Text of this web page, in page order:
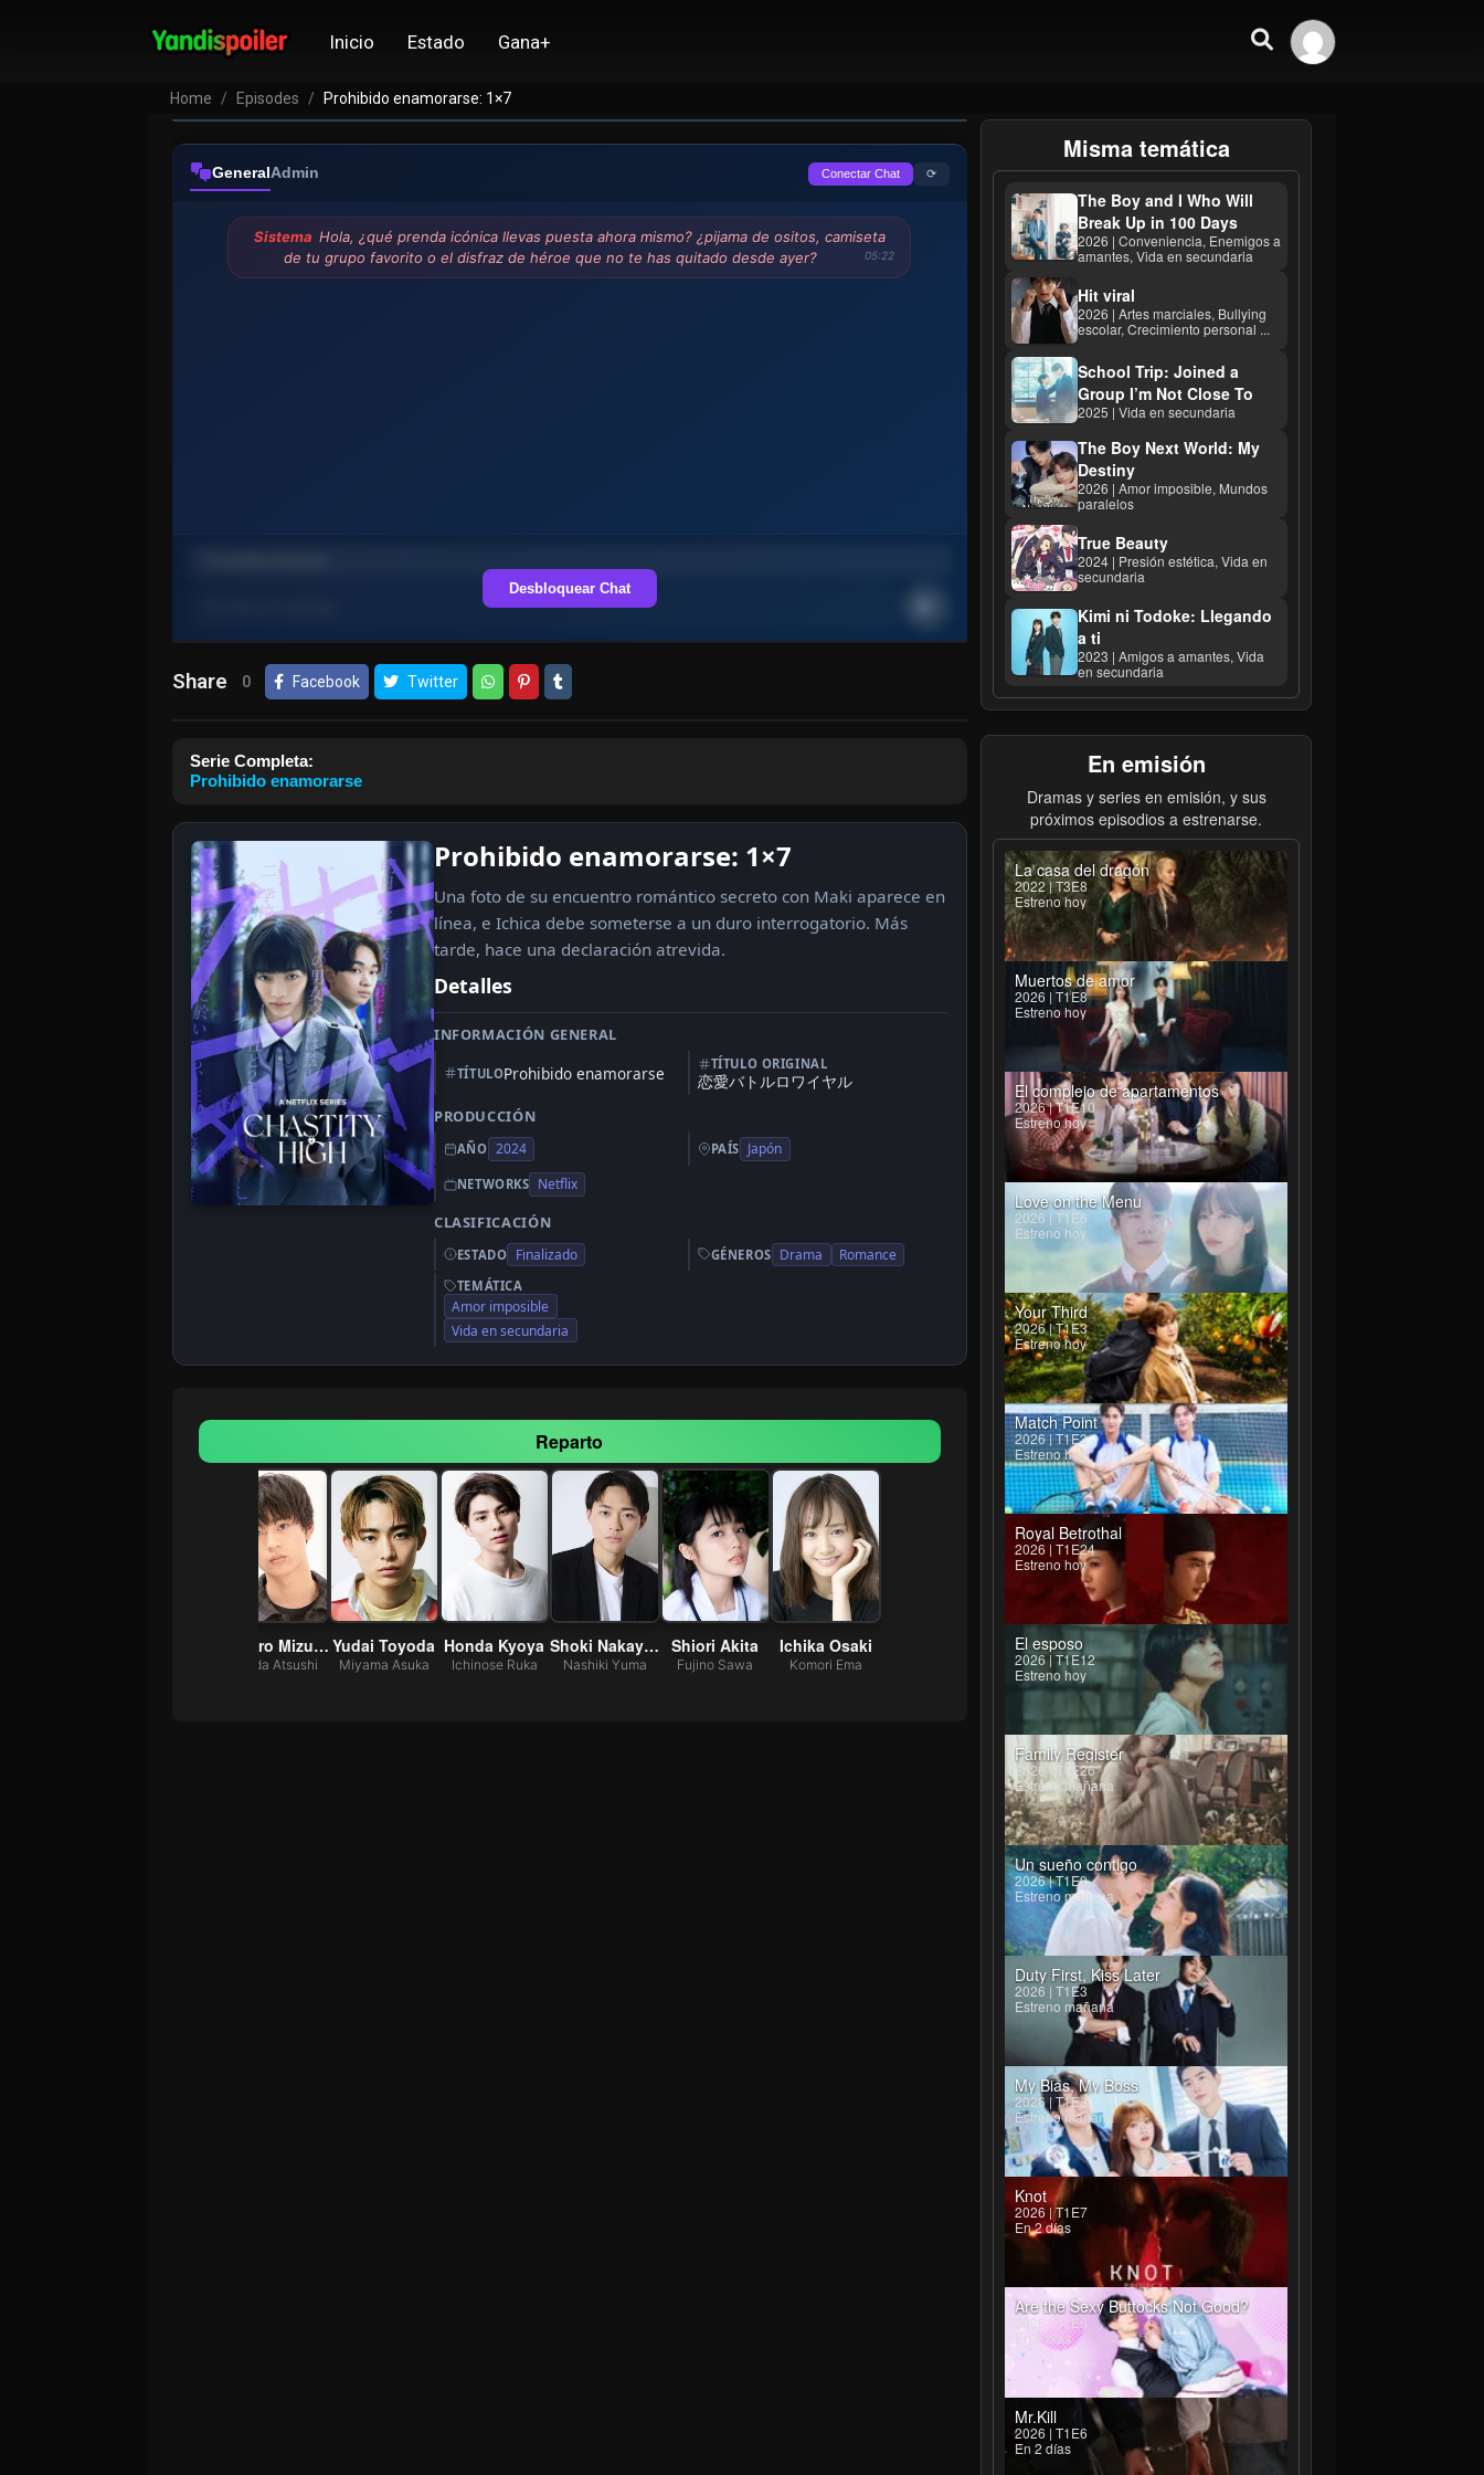
Inicio Estado Gana+
Home Episodes Prohibido enamorarse: 1×7
GeneralAdmin Conectar Chat ⟳
Sistema Hola, ¿qué prenda icónica llevas puesta ahora mismo? ¿pijama de ositos, camiseta
de tu grupo favorito o el disfraz de héroe que no te has quitado desde ayer?
05:22
Desbloquear Chat
Share 0 Facebook Twitter
Serie Completa:
Prohibido enamorarse
Prohibido enamorarse: 1×7
Una foto de su encuentro romántico secreto con Maki aparece en
línea, e Ichica debe someterse a un duro interrogatorio. Más
tarde, hace una declaración atrevida.
Detalles
INFORMACIÓN GENERAL
TÍTULOProhibido enamorarse TÍTULO ORIGINAL
恋愛バトルロワイヤル
PRODUCCIÓN
AÑO 2024 PAÍS Japón
NETWORKS Netflix
CLASIFICACIÓN
ESTADO Finalizado GÉNEROS Drama Romance
TEMÁTICA
Amor imposible
Vida en secundaria
Reparto
Rintaro Mizusawa
Kanda Atsushi
Yudai Toyoda
Miyama Asuka
Honda Kyoya
Ichinose Ruka
Shoki Nakayama
Nashiki Yuma
Shiori Akita
Fujino Sawa
Ichika Osaki
Komori Ema
Misma temática
The Boy and I Who Will
Break Up in 100 Days
2026 | Conveniencia, Enemigos a
amantes, Vida en secundaria
Hit viral
2026 | Artes marciales, Bullying
escolar, Crecimiento personal ...
School Trip: Joined a
Group I’m Not Close To
2025 | Vida en secundaria
The Boy Next World: My
Destiny
2026 | Amor imposible, Mundos
paralelos
True Beauty
2024 | Presión estética, Vida en
secundaria
Kimi ni Todoke: Llegando
a ti
2023 | Amigos a amantes, Vida
en secundaria
En emisión
Dramas y series en emisión, y sus
próximos episodios a estrenarse.
La casa del dragón
2022 | T3E8
Estreno hoy
Muertos de amor
2026 | T1E8
Estreno hoy
El complejo de apartamentos
2026 | T1E10
Estreno hoy
Love on the Menu
2026 | T1E6
Estreno hoy
Your Third
2026 | T1E3
Estreno hoy
Match Point
2026 | T1E3
Estreno hoy
Royal Betrothal
2026 | T1E24
Estreno hoy
El esposo
2026 | T1E12
Estreno hoy
Family Register
2026 | T1E26
Estreno mañana
Un sueño contigo
2026 | T1E9
Estreno mañana
Duty First, Kiss Later
2026 | T1E3
Estreno mañana
My Bias, My Boss
2026 | T1E3
Estreno mañana
Knot
2026 | T1E7
En 2 días
Are the Sexy Buttocks Not Good?
2026 | T1E6
En 2 días
Mr.Kill
2026 | T1E6
En 2 días